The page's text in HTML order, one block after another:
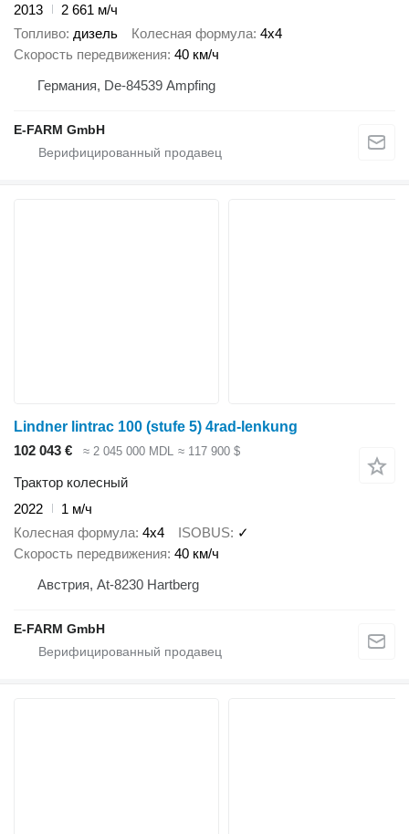
2013
2 661 м/ч
Топливо дизель Колесная формула 4x4
Скорость передвижения 40 км/ч
Германия, De-84539 Ampfing
E-FARM GmbH
Lindner lintrac 100 (stufe 5) 4rad-lenkung
102 043 €
≈ 2 045 000 MDL ≈ 117 900 $
Трактор колесный
2022
1 м/ч
Колесная формула 4x4 ISOBUS ✓
Скорость передвижения 40 км/ч
Австрия, At-8230 Hartberg
E-FARM GmbH